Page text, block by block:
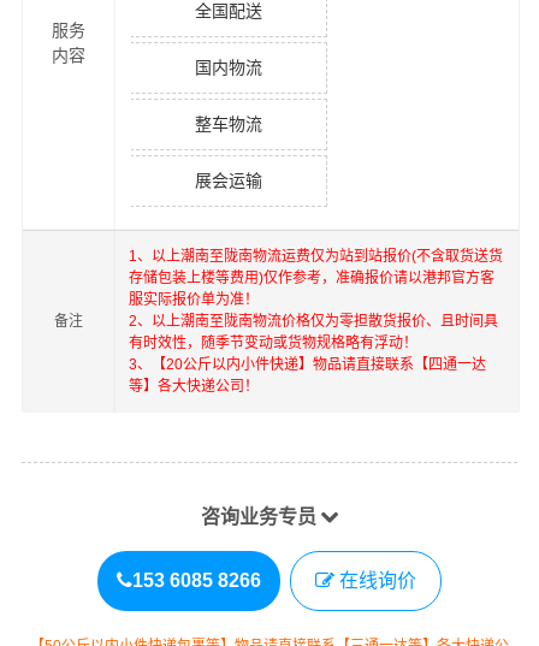
服务
内容
全国配送
国内物流
整车物流
展会运输
备注
1、以上潮南至 陇南物流运费仅为站到站报价(不含取货送货
存储包装上楼等费用)仅作参考，准确报价请以港邦官方客
服实际报价单为准！
2、以上潮南至 陇南物流价格仅为零担散货报价、且时间具
有时效性，随季节变动或货物规格略有浮动！
3、【20公斤以内小件快递】物品请直接联系【四通一达
等】各大快递公司！
咨询业务专员
153 6085 8266 在线询价